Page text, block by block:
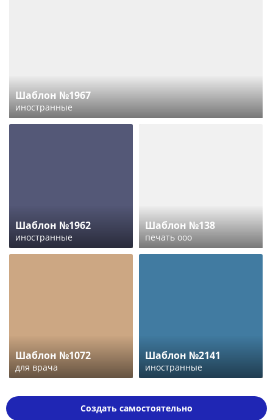
Шаблон №1967
иностранные
Шаблон №1962
иностранные
Шаблон №138
печать ооо
Шаблон №1072
для врача
Шаблон №2141
иностранные
Создать самостоятельно